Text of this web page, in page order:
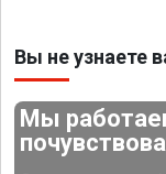
Вы не узнаете
Мы